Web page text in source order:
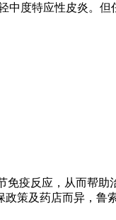
度特应性皮炎。
疫反应，从而帮
策及药店而异，